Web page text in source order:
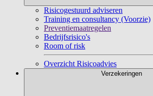
Risicogestuurd adviseren
Training en consultancy (Voorzie)
Preventiemaatregelen
Bedrijfsrisico's
Room of risk
Overzicht Risicoadvies
Verzekeringen